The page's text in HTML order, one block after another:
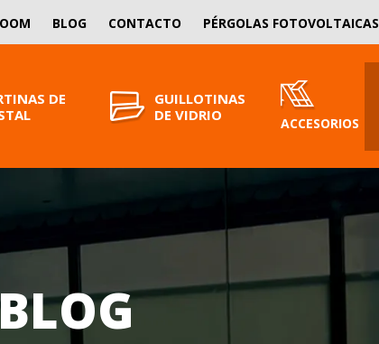
BLOG CONTACTO PÉRGOLAS FOTOVOLTAICAS
DE
GUILLOTINAS
DE VIDRIO
ACCESORIOS